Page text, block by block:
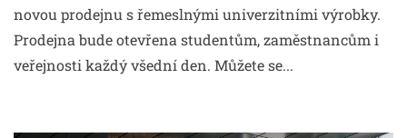
novou prodejnu s řemeslnými univerzitními výrobky.
Prodejna bude otevřena studentům, zaměstnancům i
veřejnosti každý všední den. Můžete se...